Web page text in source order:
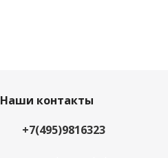
Наши контакты
+7(495)9816323